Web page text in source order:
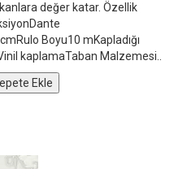
değer katar. Özellik
Boyu10 mKapladığı
kaplamaTaban Malzemesi..
Ekle